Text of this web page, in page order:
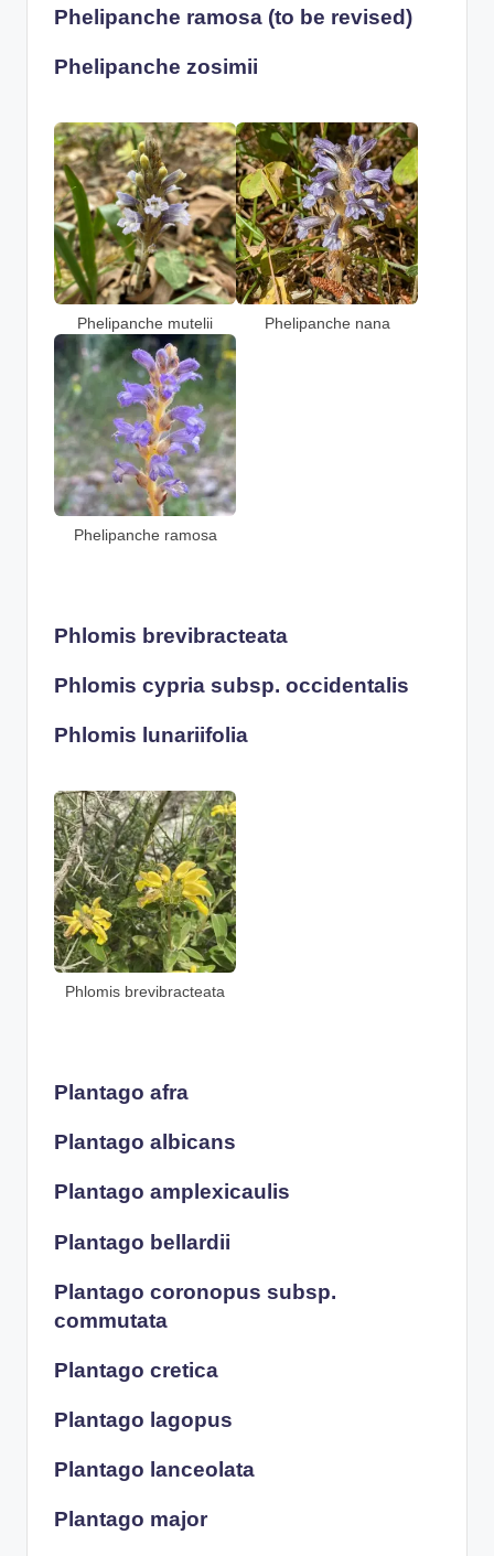
Phelipanche ramosa (to be revised)
Phelipanche zosimii
Phelipanche mutelii Phelipanche nana
Phelipanche ramosa
Phlomis brevibracteata
Phlomis cypria subsp. occidentalis
Phlomis lunariifolia
Phlomis brevibracteata
Plantago afra
Plantago albicans
Plantago amplexicaulis
Plantago bellardii
Plantago coronopus subsp.
commutata
Plantago cretica
Plantago lagopus
Plantago lanceolata
Plantago major